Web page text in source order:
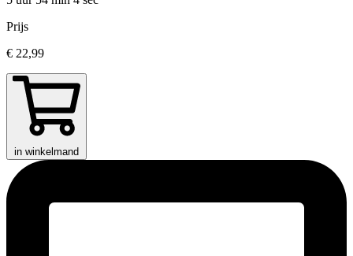
Prijs
€ 22,99
in winkelmand